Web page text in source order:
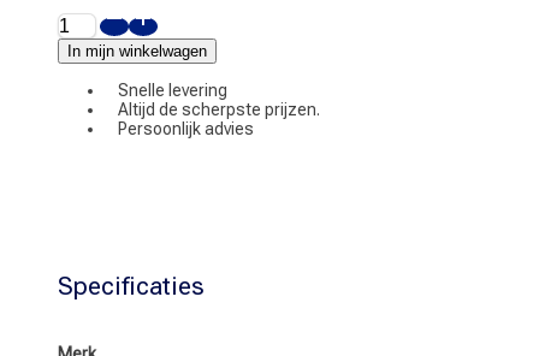
ROLF
Toiletpapier
100%
recycled
2laags/500
aantal
In mijn winkelwagen
Snelle levering
Altijd de scherpste prijzen.
Persoonlijk advies
Specificaties